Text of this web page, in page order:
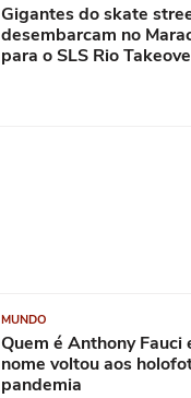
Gigantes do skate
desembarcam no
para o SLS Rio
MUNDO
Quem é Anthony Fauci
nome voltou aos
pandemia